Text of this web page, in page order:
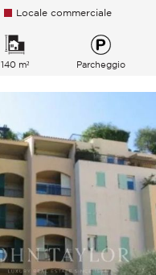
Locale commerciale
140 m² Parcheggio